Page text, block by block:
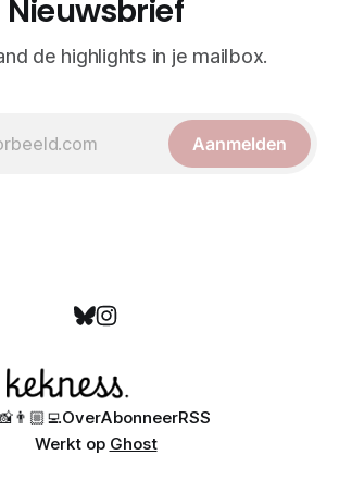
Nieuwsbrief
de highlights in je mailbox.
Aanmelden
👨🏼‍💻OverAbonneerRSS
Werkt op Ghost